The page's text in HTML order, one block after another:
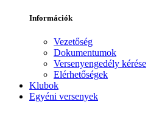
Információk
Vezetőség
Dokumentumok
Versenyengedély kérése
Elérhetőségek
Klubok
Egyéni versenyek